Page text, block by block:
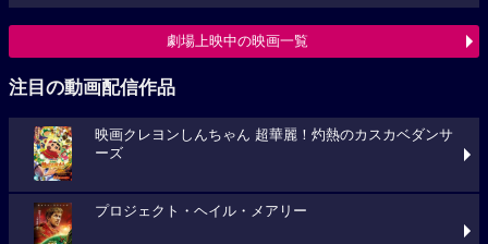
劇場上映中の映画一覧
注目の動画配信作品
映画クレヨンしんちゃん 超華麗！灼熱のカスカベダンサ
ーズ
プロジェクト・ヘイル・メアリー